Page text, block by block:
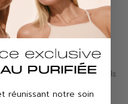
du
divers problèmes de peau, tels
réunissant notre soin